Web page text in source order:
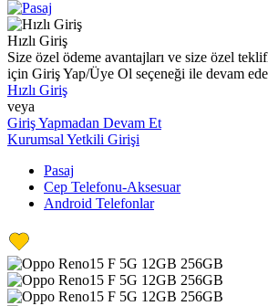
Hızlı Giriş
Size özel ödeme avantajları ve size özel
için Giriş Yap/Üye Ol seçeneği ile devam
Hızlı Giriş
veya
Giriş Yapmadan Devam Et
Kurumsal Yetkili Girişi
Pasaj
Cep Telefonu-Aksesuar
Android Telefonlar